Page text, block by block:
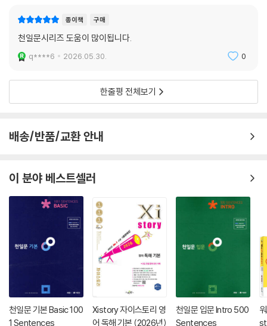
종이책 구매
천일문시리즈 도움이 많이됩니다.
q****6 2026.05.30. 0
한줄평 전체보기
배송/반품/교환 안내
이 분야 베스트셀러
천일문 기본 Basic 100
1 Sentences
Xistory 자이스토리 영
어 독해 기본 (2026년)
천일문 입문 Intro 500
Sentences